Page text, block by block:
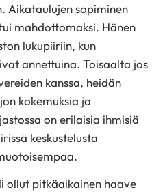
Aikataulujen sopiminen
mahdottomaksi. Hänen
lukupiiriin, kun
annettuina. Toisaalta jos
kanssa, heidän
kokemuksia ja
on erilaisia ihmisiä
keskustelusta
ollut pitkäaikainen haave